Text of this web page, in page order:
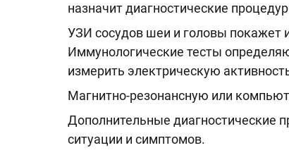
назначит диагностические
УЗИ сосудов шеи и головы покажет
Иммунологические тесты
измерить электрическую
Магнитно-резонансную или
Дополнительные диагностические
ситуации и симптомов.